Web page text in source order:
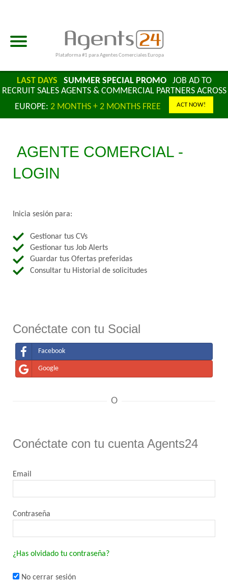
Plataforma #1 para Agentes Comerciales Europa
LAST DAYS SUMMER SPECIAL PROMOJOB AD TO
RECRUIT SALES AGENTS & COMMERCIAL PARTNERS ACROSS
EUROPE: 2 MONTHS + 2 MONTHS FREE ACT NOW!
AGENTE COMERCIAL -
LOGIN
Inicia sesión para:
Gestionar tus CVs
Gestionar tus Job Alerts
Guardar tus Ofertas preferidas
Consultar tu Historial de solicitudes
Conéctate con tu Social
Facebook
Google
O
Conéctate con tu cuenta Agents24
Email
Contraseña
¿Has olvidado tu contraseña?
No cerrar sesión